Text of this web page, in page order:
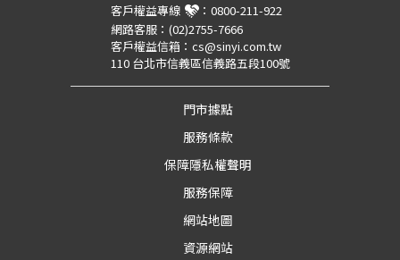
客戶權益專線 ： 0800-211-922
網路客服： (02)2755-7666
客戶權益信箱： cs@sinyi.com.tw
110 台北市信義區信義路五段100號
門市據點
服務條款
保障隱私權聲明
服務保障
網站地圖
資源網站